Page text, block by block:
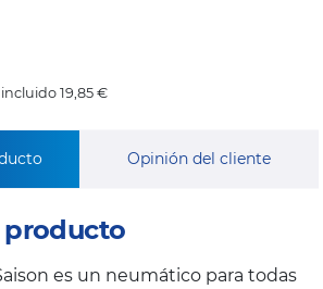
19,85 €
Opinión del cliente
producto
es un neumático para todas